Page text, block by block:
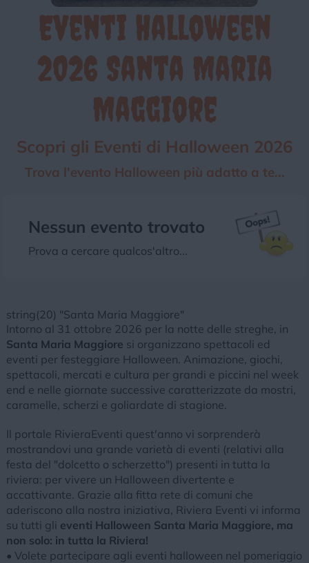
Chi siamo Privacy e Cookie Login
Eventi Halloween
2026 Santa Maria
Maggiore
Scopri gli Eventi di Halloween 2026
Trova l'evento Halloween più adatto a te...
Nessun evento trovato
Prova a cercare qualcos'altro...
string(20) "Santa Maria Maggiore"
Intorno al 31 ottobre 2026 per la notte delle streghe, in
Santa Maria Maggiore si organizzano spettacoli ed
eventi per festeggiare Halloween. Animazione, giochi,
spettacoli, mercati e cultura per grandi e piccini nel week
end e nelle giornate successive caratterizzate da mostri,
caramelle, scherzi e goliardate di stagione.
Il portale RivieraEventi quest'anno vi sorprenderà
mostrandovi una grande varietà di eventi (relativi alla
festa del "dolcetto o scherzetto") presenti in tutta la
riviera: per vivere un Halloween divertente e
accattivante. Grazie alla fitta rete di comuni che
aderiscono alla nostra iniziativa, Riviera Eventi vi informa
su tutti gli eventi Halloween Santa Maria Maggiore, ma
non solo: in tutta la Riviera!
• Volete partecipare agli eventi halloween nel pomeriggio